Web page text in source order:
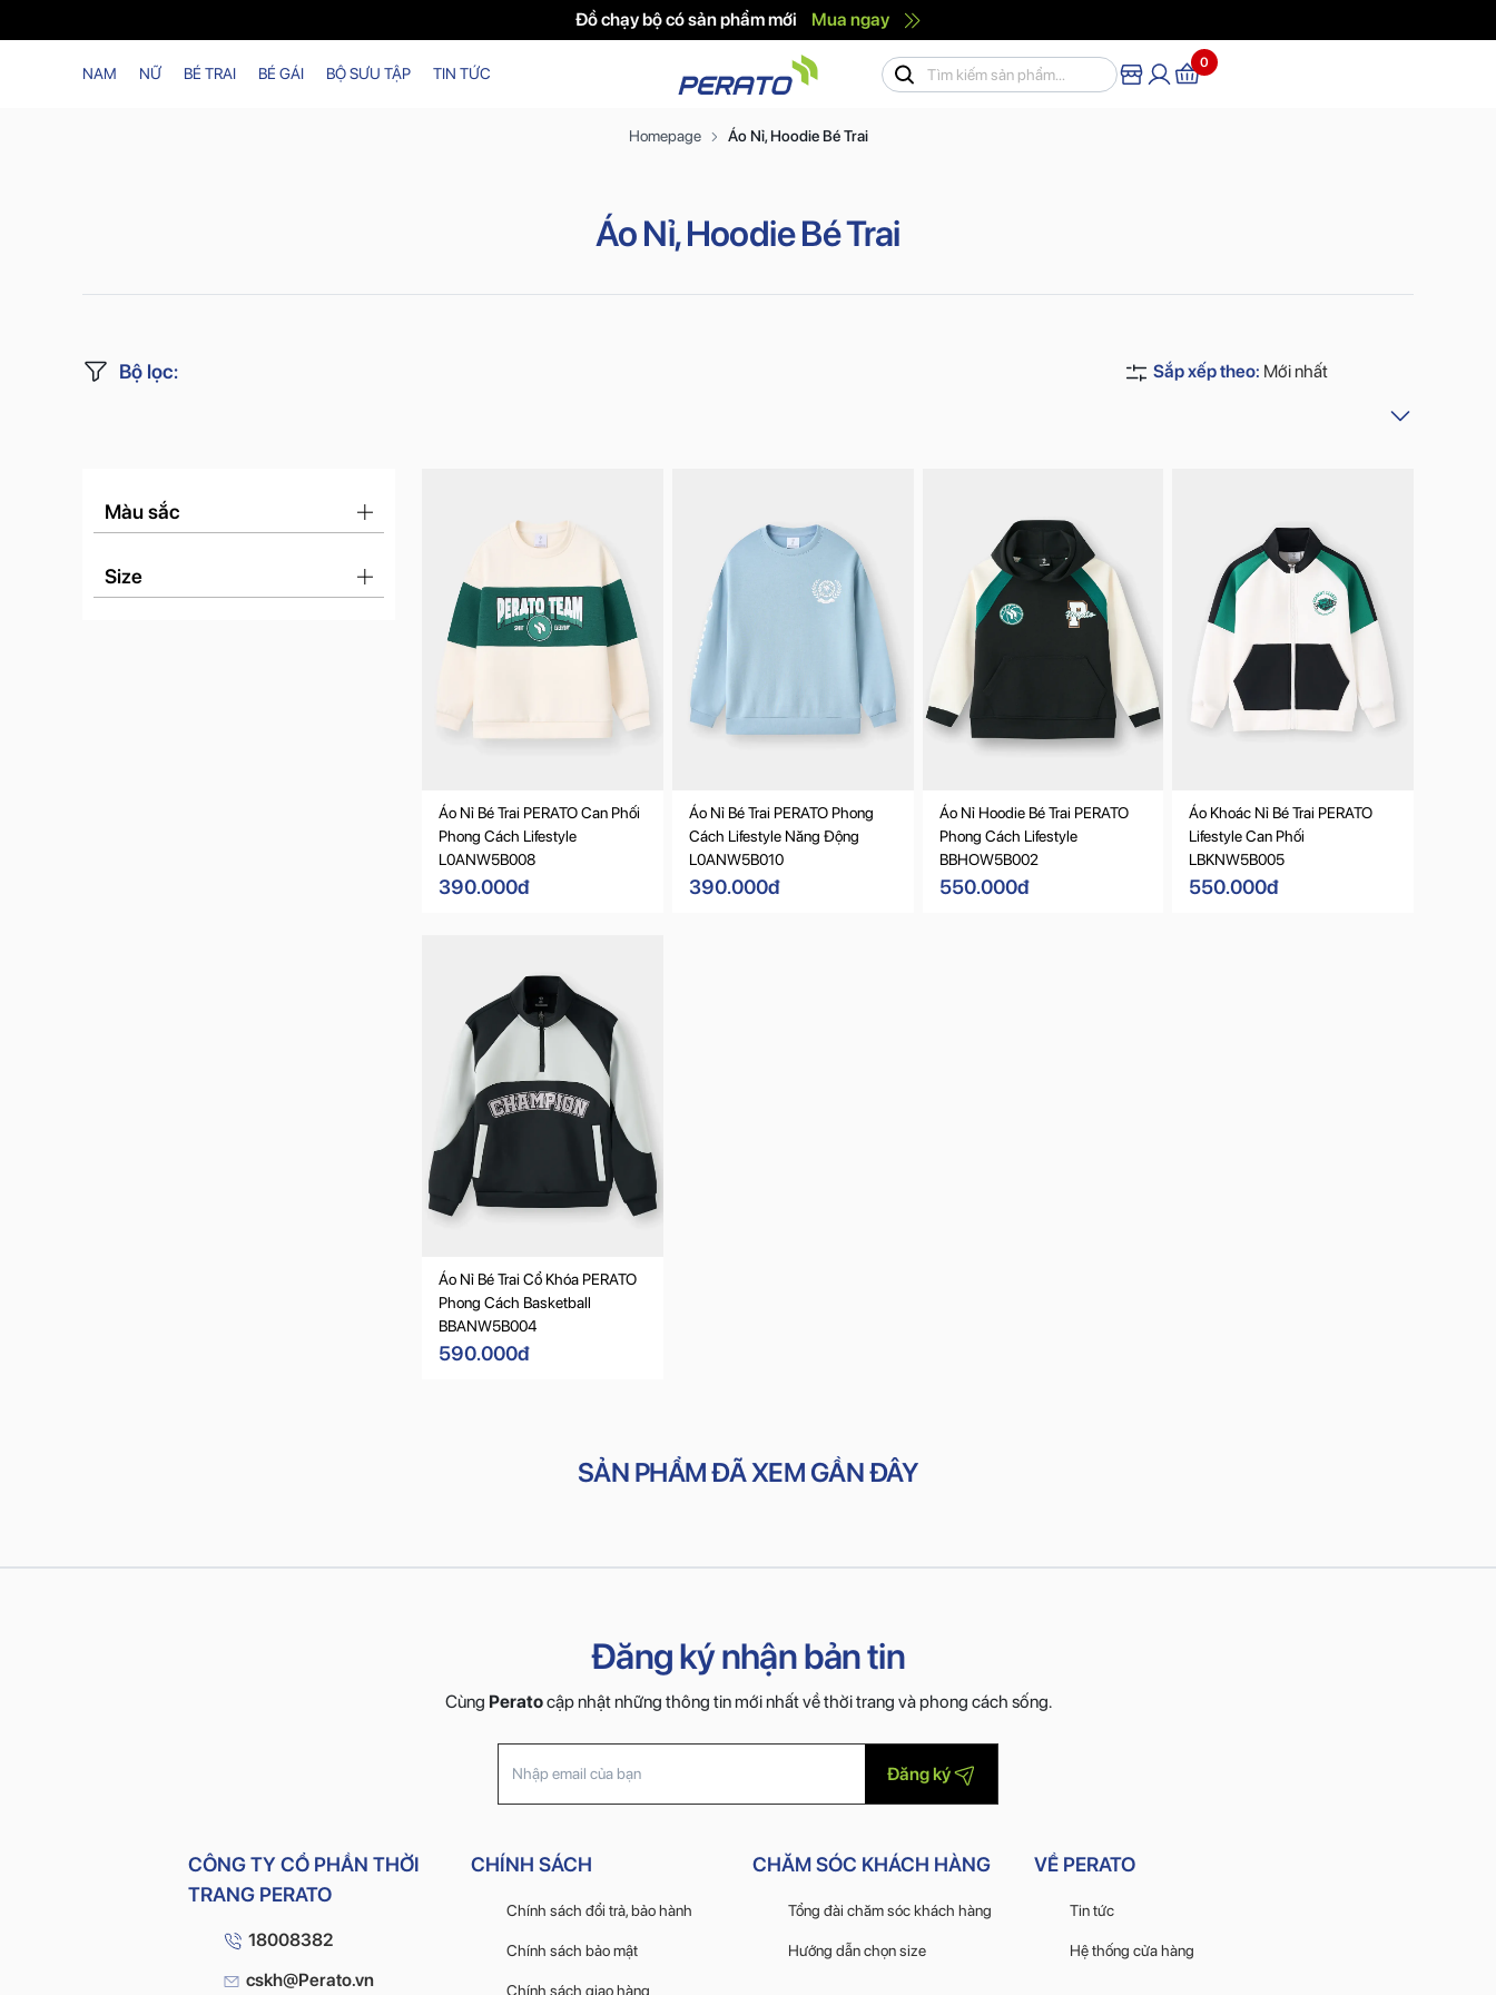
Đồ chạy bộ có sản phẩm mới Mua ngay
NAM NỮ BÉ TRAI BÉ GÁI BỘ SƯU TẬP TIN TỨC
0
Homepage Áo Nỉ, Hoodie Bé Trai
Áo Nỉ, Hoodie Bé Trai
Bộ lọc: Sắp xếp theo: Mới nhất
Màu sắc
Size
Áo Nỉ Bé Trai PERATO Can Phối
Phong Cách Lifestyle
L0ANW5B008
390.000đ
Áo Nỉ Bé Trai PERATO Phong
Cách Lifestyle Năng Động
L0ANW5B010
390.000đ
Áo Nỉ Hoodie Bé Trai PERATO
Phong Cách Lifestyle
BBHOW5B002
550.000đ
Áo Khoác Nỉ Bé Trai PERATO
Lifestyle Can Phối
LBKNW5B005
550.000đ
Áo Nỉ Bé Trai Cổ Khóa PERATO
Phong Cách Basketball
BBANW5B004
590.000đ
SẢN PHẨM ĐÃ XEM GẦN ĐÂY
Đăng ký nhận bản tin
Cùng Peratocập nhật những thông tin mới nhất về thời trang và phong cách sống.
Đăng ký
CÔNG TY CỔ PHẦN THỜI
TRANG PERATO
18008382
cskh@Perato.vn
CHÍNH SÁCH
Chính sách đổi trả, bảo hành
Chính sách bảo mật
Chính sách giao hàng
CHĂM SÓC KHÁCH HÀNG
Tổng đài chăm sóc khách hàng
Hướng dẫn chọn size
VỀ PERATO
Tin tức
Hệ thống cửa hàng